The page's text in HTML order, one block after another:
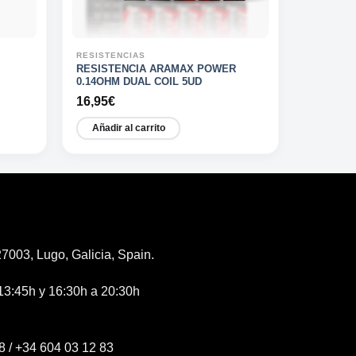
RESISTENCIAS
RESISTENCIA ARAMAX POWER
0.14OHM DUAL COIL 5UD
16,95€
Añadir al carrito
Lugo, Galicia, Spain.
y 16:30h a 20:30h
/+34 604 03 12 83